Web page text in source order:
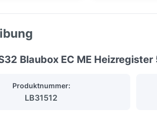
Blaubox EC ME
Produktnummer:
LB31512